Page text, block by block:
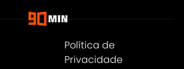
Política de
Privacidade